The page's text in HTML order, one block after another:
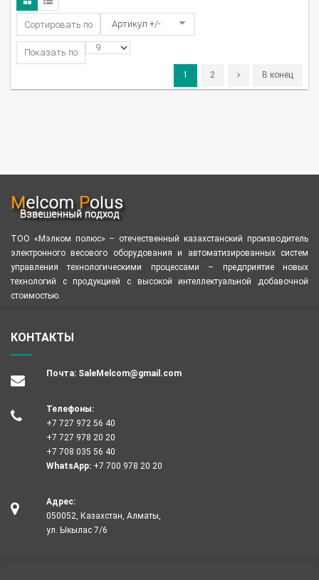
Сортировать по Артикул +/-
Показать по
1 2 В конец
ТОО «Мэлком полюс» – отечественный казахстанский производитель
электронного весового оборудования и автоматизированных систем
управления технологическими процессами – предприятие новых
технологий с продукцией с высокой интеллектуальной добавочной
стоимостью.
КОНТАКТЫ
Почта: SaleMelcom@gmail.com
Телефоны:
+7 727 972 56 40
+7 727 978 20 20
+7 708 035 56 40
WhatsApp: +7 700 978 20 20
Адрес:
050052, Казахстан, Алматы,
ул. Ыкылас 7/6